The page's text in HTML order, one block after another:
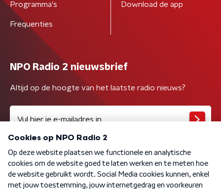
Programma's
Frequenties
Download de app
NPO Radio 2 nieuwsbrief
Altijd op de hoogte van het laatste radio nieuws?
Algemene voorwaarden